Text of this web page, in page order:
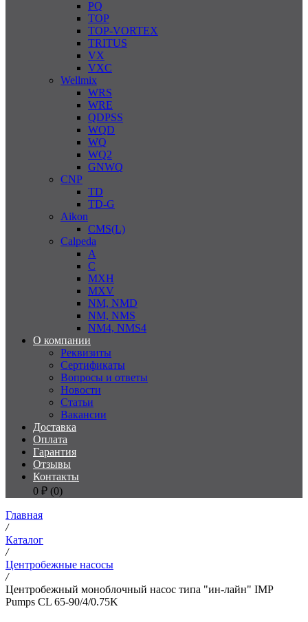
PQ
TOP
TOP-VORTEX
TRITUS
VX
VXC
Wellmix
WRS
WRE
QDPSS
WQD
WQ
WQ2
GNWQ
CNP
TD
TD-G
Aikon
CMS(L)
Calpeda
A
C
MXH
MXV
NM, NMD
NM, NMS
NM4, NMS4
О компании
Реквизиты
Сертификаты
Вопросы и ответы
Новости
Статьи
Вакансии
Доставка
Оплата
Гарантия
Отзывы
Контакты
0 ₽ (0)
Главная
/
Каталог
/
Центробежные насосы
/
Центробежный моноблочный насос типа "ин-лайн" IMP
Pumps CL 65-90/4/0.75K